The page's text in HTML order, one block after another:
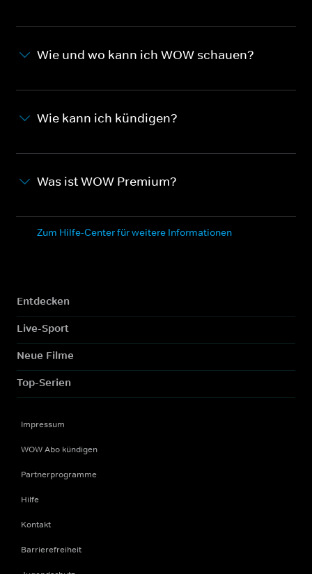
Wie und wo kann ich WOW schauen?
Wie kann ich kündigen?
Was ist WOW Premium?
Zum Hilfe-Center für weitere Informationen
Entdecken
Live-Sport
Neue Filme
Top-Serien
Impressum
WOW Abo kündigen
Partnerprogramme
Hilfe
Kontakt
Barrierefreiheit